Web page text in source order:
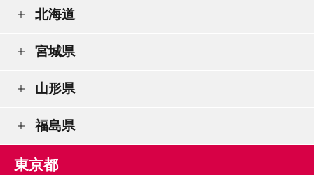
北海道
宮城県
山形県
福島県
東京都